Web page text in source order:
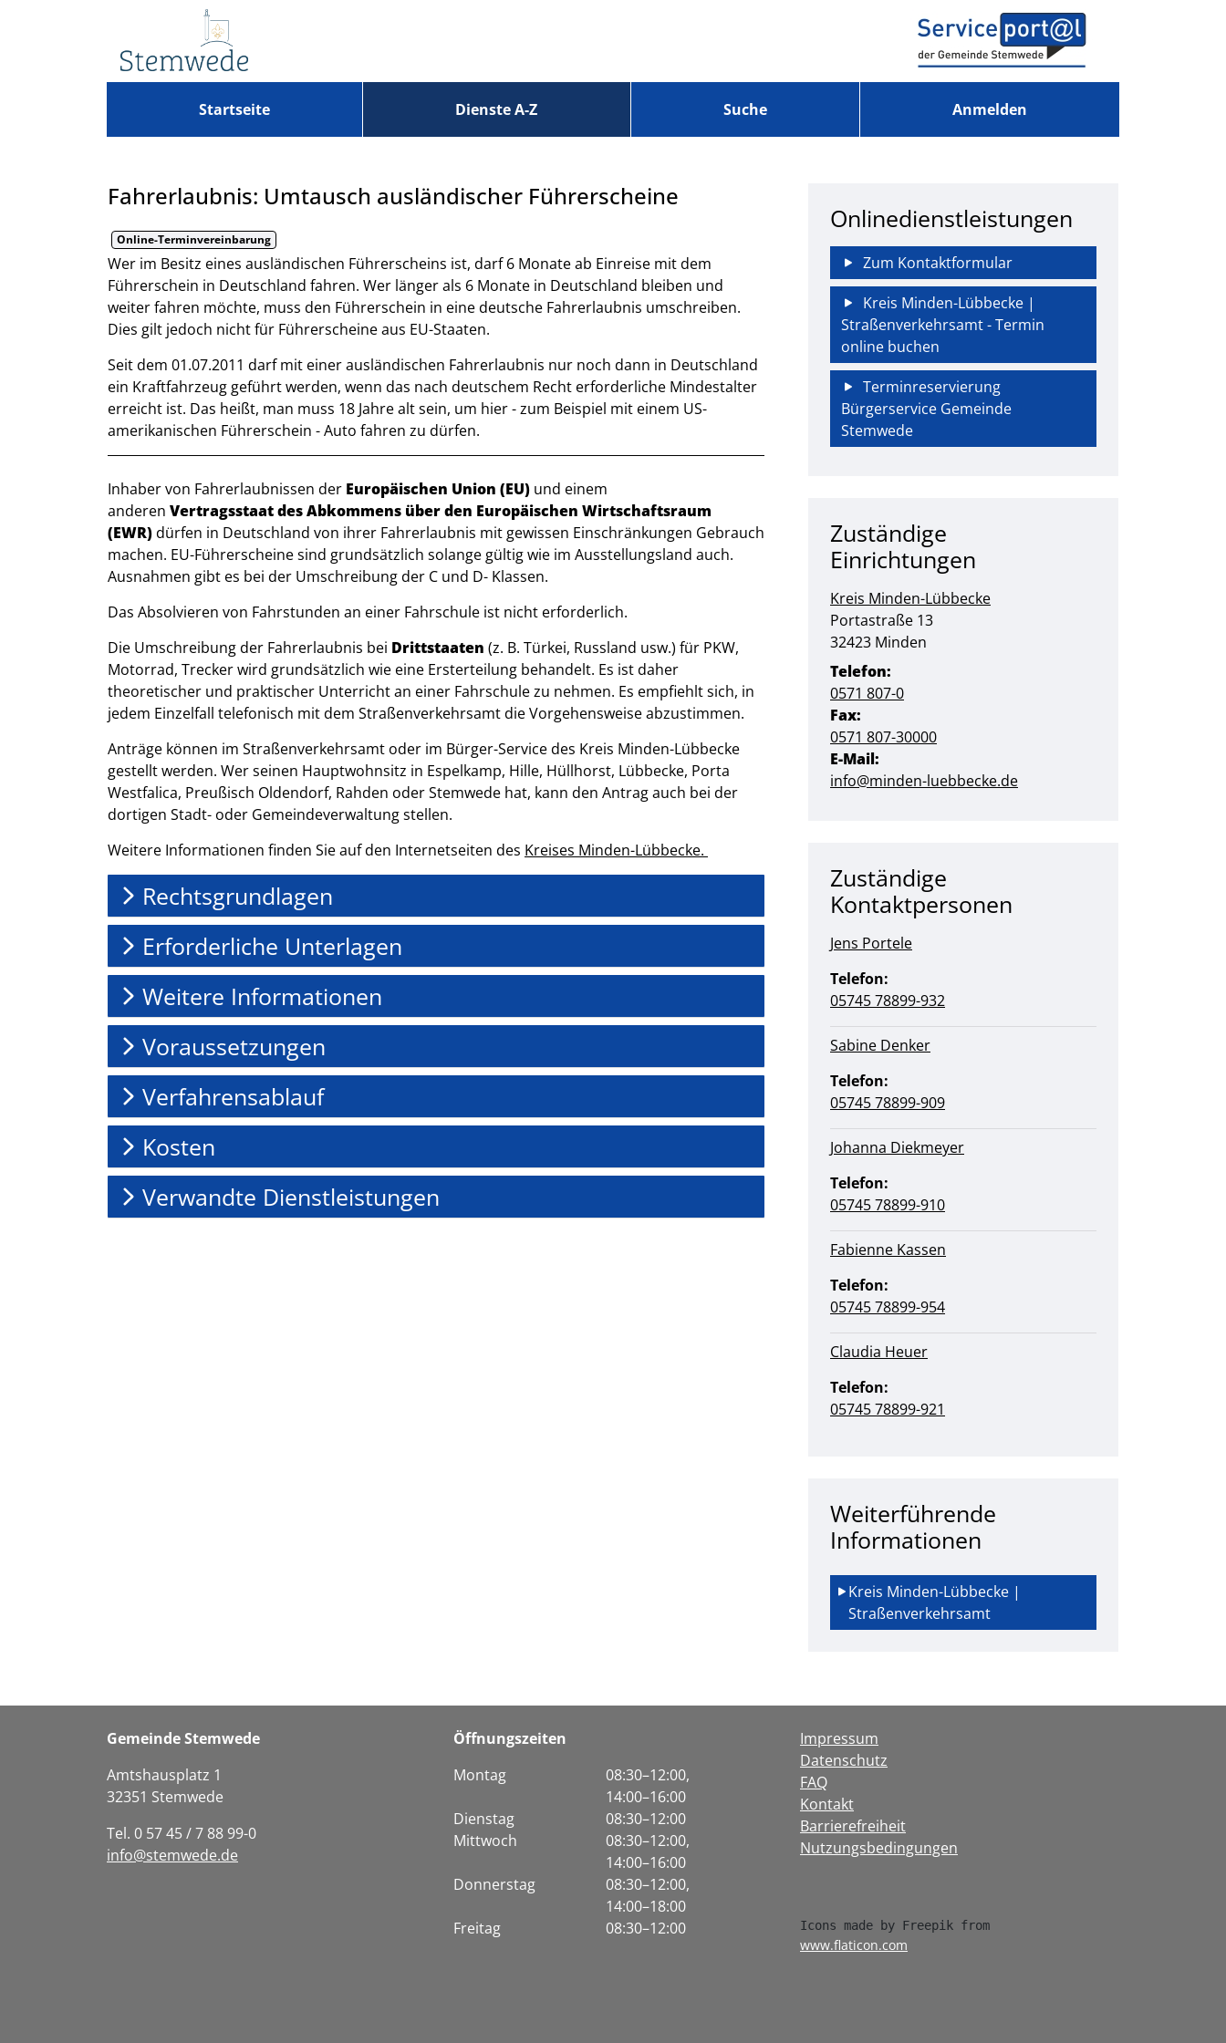
Startseite Dienste A-Z Suche Anmelden
Fahrerlaubnis: Umtausch ausländischer Führerscheine
Online-Terminvereinbarung
Kurzbeschreibung
Wer im Besitz eines ausländischen Führerscheins ist, darf 6 Monate ab Einreise mit dem
Führerschein in Deutschland fahren. Wer länger als 6 Monate in Deutschland bleiben und
weiter fahren möchte, muss den Führerschein in eine deutsche Fahrerlaubnis umschreiben.
Dies gilt jedoch nicht für Führerscheine aus EU-Staaten.
Seit dem 01.07.2011 darf mit einer ausländischen Fahrerlaubnis nur noch dann in Deutschland
ein Kraftfahrzeug geführt werden, wenn das nach deutschem Recht erforderliche Mindestalter
erreicht ist. Das heißt, man muss 18 Jahre alt sein, um hier - zum Beispiel mit einem US-
amerikanischen Führerschein - Auto fahren zu dürfen.
Beschreibung
Inhaber von Fahrerlaubnissen der Europäischen Union (EU) und einem
anderen Vertragsstaat des Abkommens über den Europäischen Wirtschaftsraum
(EWR)dürfen in Deutschland von ihrer Fahrerlaubnis mit gewissen Einschränkungen Gebrauch
machen. EU-Führerscheine sind grundsätzlich solange gültig wie im Ausstellungsland auch.
Ausnahmen gibt es bei der Umschreibung der C und D- Klassen.
Das Absolvieren von Fahrstunden an einer Fahrschule ist nicht erforderlich.
Die Umschreibung der Fahrerlaubnis bei Drittstaaten (z. B. Türkei, Russland usw.) für PKW,
Motorrad, Trecker wird grundsätzlich wie eine Ersterteilung behandelt. Es ist daher
theoretischer und praktischer Unterricht an einer Fahrschule zu nehmen. Es empfiehlt sich, in
jedem Einzelfall telefonisch mit dem Straßenverkehrsamt die Vorgehensweise abzustimmen.
Anträge können im Straßenverkehrsamt oder im Bürger-Service des Kreis Minden-Lübbecke
gestellt werden. Wer seinen Hauptwohnsitz in Espelkamp, Hille, Hüllhorst, Lübbecke, Porta
Westfalica, Preußisch Oldendorf, Rahden oder Stemwede hat, kann den Antrag auch bei der
dortigen Stadt- oder Gemeindeverwaltung stellen.
Weitere Informationen finden Sie auf den Internetseiten des Kreises Minden-Lübbecke.
Rechtsgrundlagen
Erforderliche Unterlagen
Weitere Informationen
Voraussetzungen
Verfahrensablauf
Kosten
Verwandte Dienstleistungen
Onlinedienstleistungen
Zum Kontaktformular
Kreis Minden-Lübbecke |
Straßenverkehrsamt - Termin
online buchen
Terminreservierung
Bürgerservice Gemeinde
Stemwede
Zuständige
Einrichtungen
Kreis Minden-Lübbecke
Straße:
Portastraße Hausnummer:
13
PLZ:
32423 Ort:
Minden
Telefon:
0571 807-0
Fax:
0571 807-30000
E-Mail:
info@minden-luebbecke.de
Zuständige
Kontaktpersonen
Jens Portele
Telefon:
05745 78899-932
Sabine Denker
Telefon:
05745 78899-909
Johanna Diekmeyer
Telefon:
05745 78899-910
Fabienne Kassen
Telefon:
05745 78899-954
Claudia Heuer
Telefon:
05745 78899-921
Weiterführende
Informationen
Kreis Minden-Lübbecke |
Straßenverkehrsamt
Gemeinde Stemwede
Amtshausplatz 1
32351 Stemwede
Tel. 0 57 45 / 7 88 99-0
info@stemwede.de
Öffnungszeiten
Montag
08:30–12:00,
14:00–16:00
Dienstag
08:30–12:00
Mittwoch
08:30–12:00,
14:00–16:00
Donnerstag
08:30–12:00,
14:00–18:00
Freitag
08:30–12:00
Impressum
Datenschutz
FAQ
Kontakt
Barrierefreiheit
Nutzungsbedingungen
www.flaticon.com